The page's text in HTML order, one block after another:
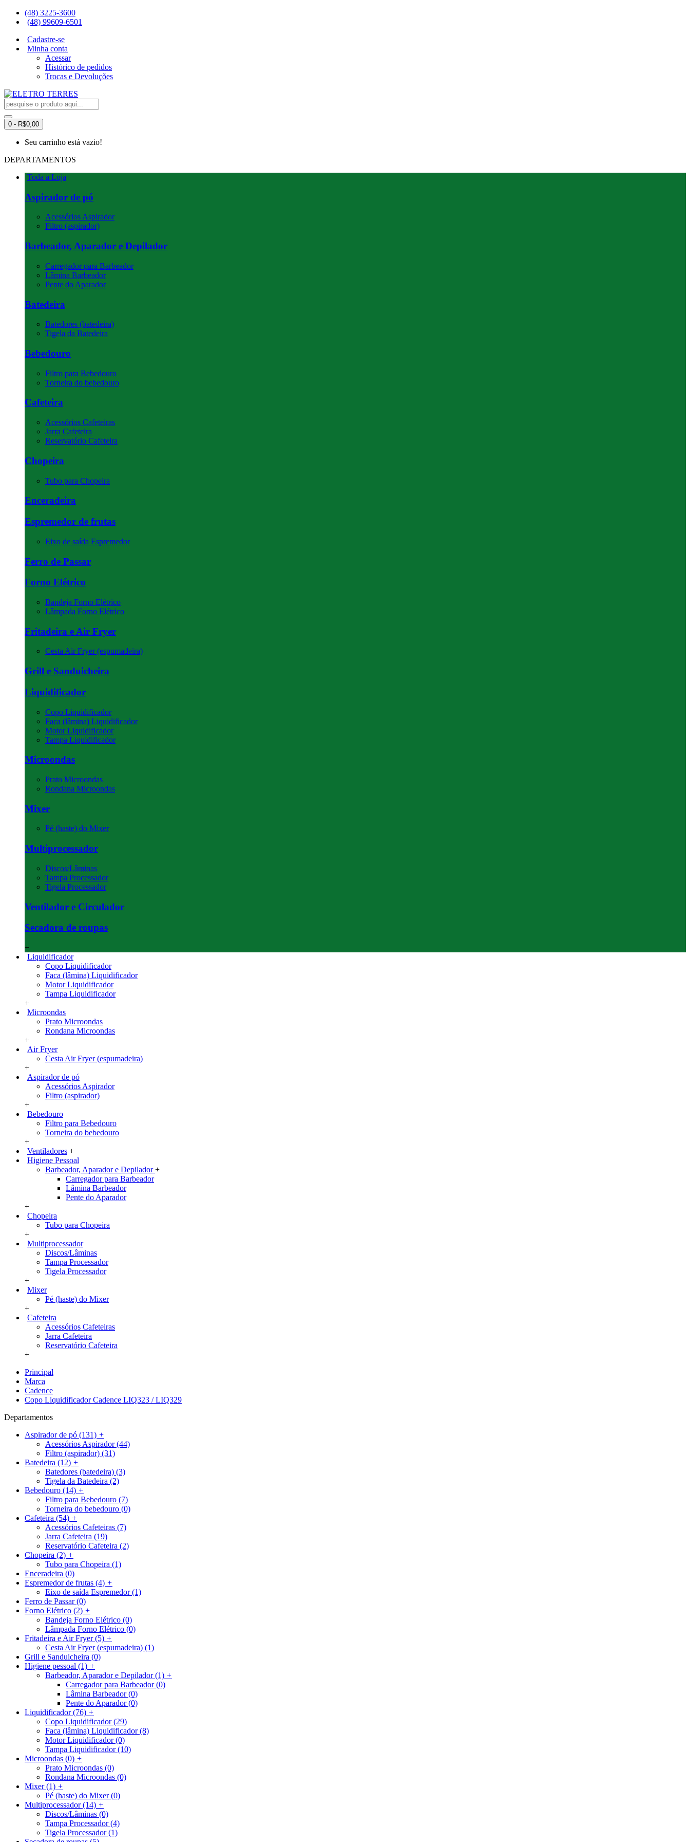
(48) 3225-3600
(48) 99609-6501
Cadastre-se
Minha conta
Acessar
Histórico de pedidos
Trocas e Devoluções
0 - R$0,00
Seu carrinho está vazio!
DEPARTAMENTOS
Toda a Loja
Aspirador de pó
Acessórios Aspirador
Filtro (aspirador)
Barbeador, Aparador e Depilador
Carregador para Barbeador
Lâmina Barbeador
Pente do Aparador
Batedeira
Batedores (batedeira)
Tigela da Batedeira
Bebedouro
Filtro para Bebedouro
Torneira do bebedouro
Cafeteira
Acessórios Cafeteiras
Jarra Cafeteira
Reservatório Cafeteira
Chopeira
Tubo para Chopeira
Enceradeira
Espremedor de frutas
Eixo de saída Espremedor
Ferro de Passar
Forno Elétrico
Bandeja Forno Elétrico
Lâmpada Forno Elétrico
Fritadeira e Air Fryer
Cesta Air Fryer (espumadeira)
Grill e Sanduicheira
Liquidificador
Copo Liquidificador
Faca (lâmina) Liquidificador
Motor Liquidificador
Tampa Liquidificador
Microondas
Prato Microondas
Rondana Microondas
Mixer
Pé (haste) do Mixer
Multiprocessador
Discos/Lâminas
Tampa Processador
Tigela Processador
Ventilador e Circulador
Secadora de roupas
+
Liquidificador
Copo Liquidificador
Faca (lâmina) Liquidificador
Motor Liquidificador
Tampa Liquidificador
+
Microondas
Prato Microondas
Rondana Microondas
+
Air Fryer
Cesta Air Fryer (espumadeira)
+
Aspirador de pó
Acessórios Aspirador
Filtro (aspirador)
+
Bebedouro
Filtro para Bebedouro
Torneira do bebedouro
+
Ventiladores +
Higiene Pessoal
Barbeador, Aparador e Depilador+
Carregador para Barbeador
Lâmina Barbeador
Pente do Aparador
+
Chopeira
Tubo para Chopeira
+
Multiprocessador
Discos/Lâminas
Tampa Processador
Tigela Processador
+
Mixer
Pé (haste) do Mixer
+
Cafeteira
Acessórios Cafeteiras
Jarra Cafeteira
Reservatório Cafeteira
+
Principal
Marca
Cadence
Copo Liquidificador Cadence LIQ323 / LIQ329
Departamentos
Aspirador de pó (131) +
Acessórios Aspirador(44)
Filtro (aspirador) (31)
Batedeira (12) +
Batedores (batedeira) (3)
Tigela da Batedeira (2)
Bebedouro (14) +
Filtro para Bebedouro (7)
Torneira do bebedouro (0)
Cafeteira (54) +
Acessórios Cafeteiras (7)
Jarra Cafeteira (19)
Reservatório Cafeteira (2)
Chopeira (2) +
Tubo para Chopeira (1)
Enceradeira (0)
Espremedor de frutas (4) +
Eixo de saída Espremedor(1)
Ferro de Passar(0)
Forno Elétrico (2) +
Bandeja Forno Elétrico (0)
Lâmpada Forno Elétrico (0)
Fritadeira e Air Fryer(5) +
Cesta Air Fryer (espumadeira) (1)
Grill e Sanduicheira (0)
Higiene pessoal (1) +
Barbeador, Aparador e Depilador(1) +
Carregador para Barbeador(0)
Lâmina Barbeador(0)
Pente do Aparador(0)
Liquidificador(76) +
Copo Liquidificador(29)
Faca (lâmina) Liquidificador(8)
Motor Liquidificador(0)
Tampa Liquidificador(10)
Microondas (0) +
Prato Microondas (0)
Rondana Microondas (0)
Mixer(1) +
Pé (haste) do Mixer(0)
Multiprocessador(14) +
Discos/Lâminas (0)
Tampa Processador(4)
Tigela Processador(1)